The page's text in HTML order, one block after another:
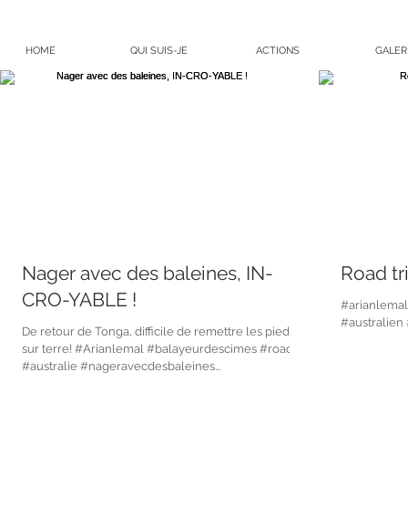
HOME QUI SUIS-JE ACTIONS
Nager avec des baleines, IN-
CRO-YABLE !
De retour de Tonga, difficile de remettre les pieds
sur terre! #Arianlemal #balayeurdescimes #roadtrip
#australie #nageravecdesbaleines...
Road
#australien